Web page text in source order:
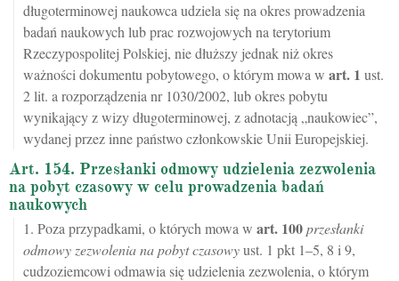
długoterminowej naukowca udziela się na okres prowadzenia
badań naukowych lub prac rozwojowych na terytorium
Rzeczypospolitej Polskiej, nie dłuższy jednak niż okres
ważności dokumentu pobytowego, o którym mowa w art. 1 ust.
2 lit. a rozporządzenia nr 1030/2002, lub okres pobytu
wynikający z wizy długoterminowej, z adnotacją „naukowiec”,
wydanej przez inne państwo członkowskie Unii Europejskiej.
Art. 154. Przesłanki odmowy udzielenia zezwolenia
na pobyt czasowy w celu prowadzenia badań
naukowych
1. Poza przypadkami, o których mowa w art. 100przesłanki
odmowy zezwolenia na pobyt czasowyust. 1 pkt 1–5, 8 i 9,
cudzoziemcowi odmawia się udzielenia zezwolenia, o którym